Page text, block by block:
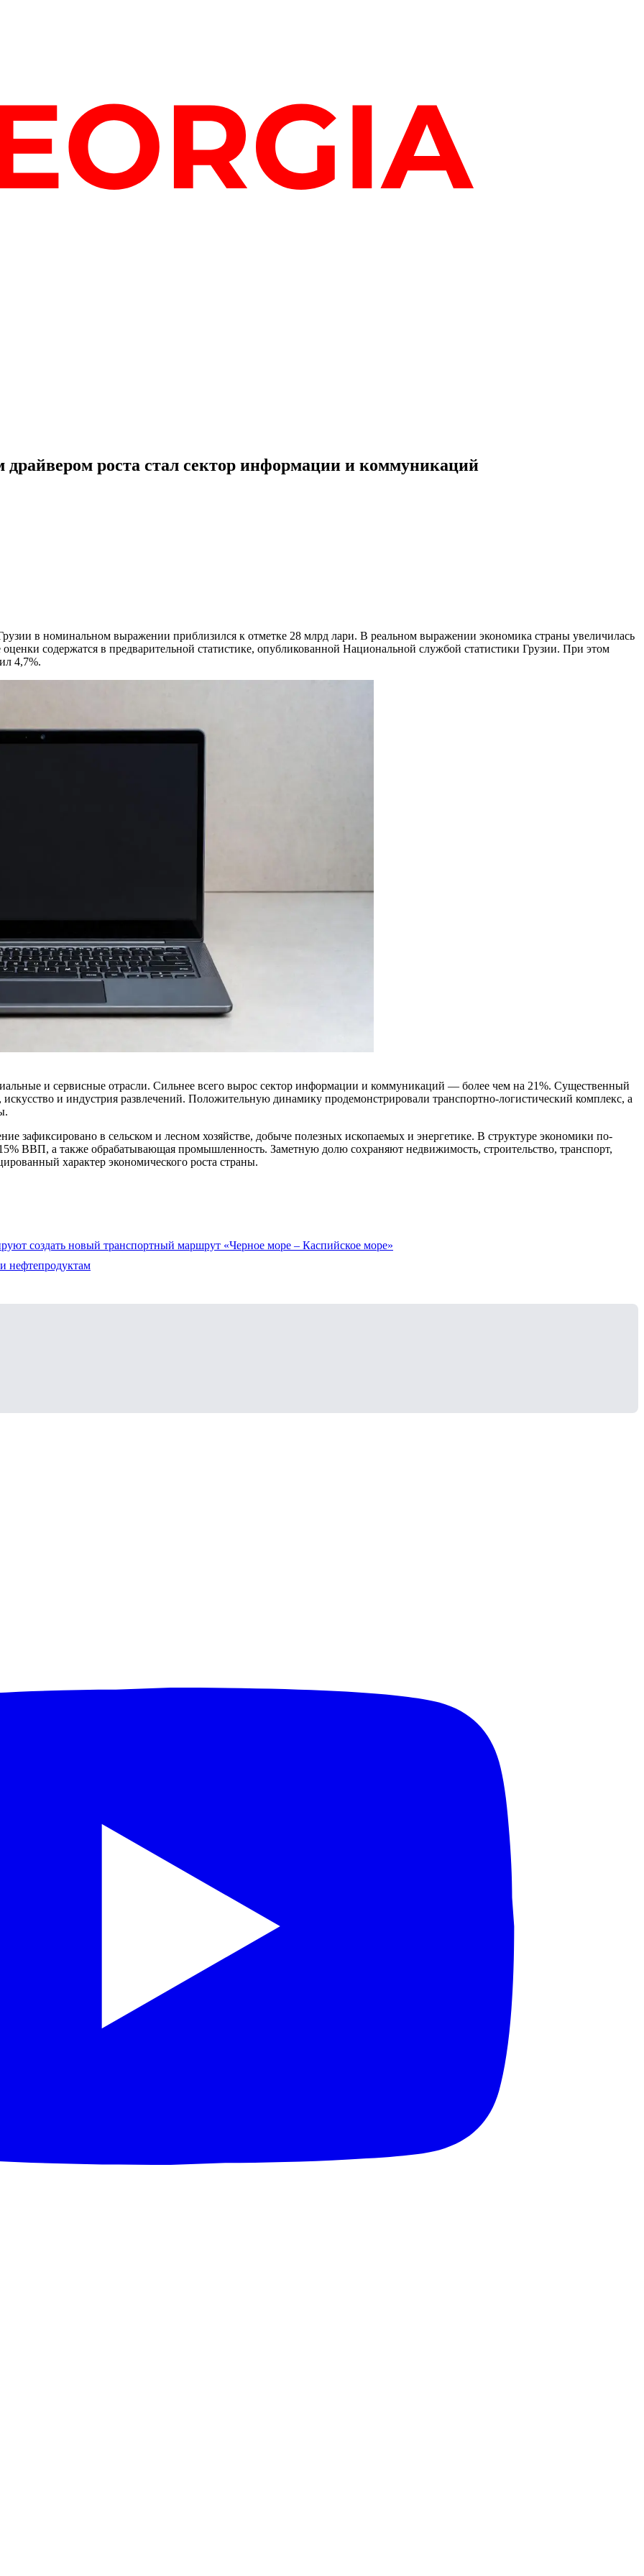
роста стал сектор информации и коммуникаций
в номинальном выражении приблизился к отметке 28 млрд лари. В реальном выражении экономика страны увеличилась
содержатся в предварительной статистике, опубликованной Национальной службой статистики Грузии. При этом
4,7%.
и сервисные отрасли. Сильнее всего вырос сектор информации и коммуникаций — более чем на 21%. Существенный
и индустрия развлечений. Положительную динамику продемонстрировали транспортно-логистический комплекс, а
зафиксировано в сельском и лесном хозяйстве, добыче полезных ископаемых и энергетике. В структуре экономики по-
ВВП, а также обрабатывающая промышленность. Заметную долю сохраняют недвижимость, строительство, транспорт,
характер экономического роста страны.
создать новый транспортный маршрут «Черное море – Каспийское море»
нефтепродуктам